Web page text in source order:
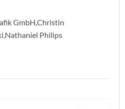
GmbH,Christin
Philips